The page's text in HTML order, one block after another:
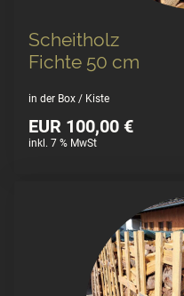
Scheitholz
Fichte 50 cm
in der Box / Kiste
EUR 100,00 €
inkl. 7 % MwSt